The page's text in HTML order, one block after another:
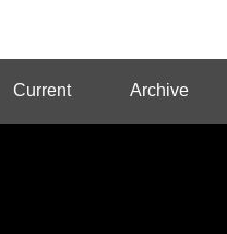
Current Archive